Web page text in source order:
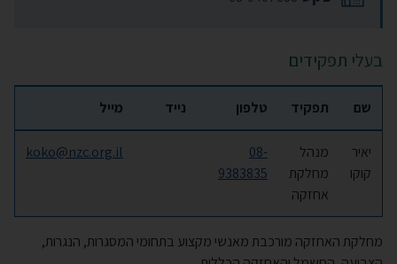
בעלי תפקידים
שם תפקיד טלפון נייד מייל
יאיר
קוקו
מנהל
מחלקת
אחזקה
08-
9383835
koko@nzc.org.il
מחלקת האחזקה מורכבת מאנשי מקצוע בתחומי המסגרות, הנגרות,